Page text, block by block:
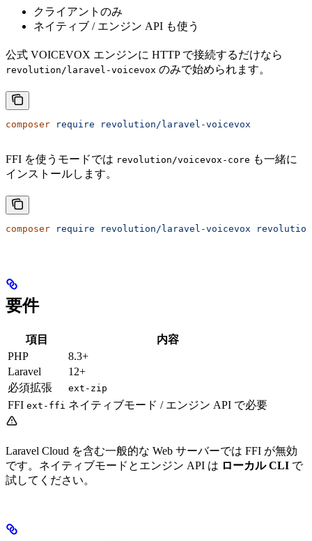
クライアントのみ
ネイティブ / エンジン API も使う
公式 VOICEVOX エンジンに HTTP で接続するだけなら
revolution/laravel-voicevox のみで始められます。
composer require revolution/laravel-voicevox
FFI を使うモードでは revolution/voicevox-core も一緒に
インストールします。
composer require revolution/laravel-voicevox
要件
項目
内容
PHP
8.3+
Laravel
12+
必須拡張
ext-zip
FFI ext-ffi ネイティブモード / エンジン API で必要
Laravel Cloud を含む一般的な Web サーバーでは FFI が無効
です。ネイティブモードとエンジン API は ローカル CLI で
試してください。